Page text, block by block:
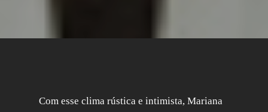
Com esse clima rústica e intimista, Mariana